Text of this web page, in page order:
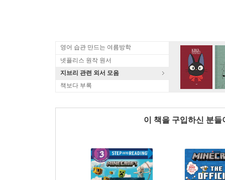
영어 습관 만드는 여름방학
넷플리스 원작 원서
지브리 관련 외서 모음
책보다 부록
이 책을 구입하신 분